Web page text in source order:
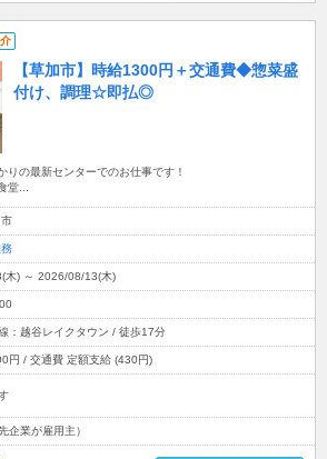
【草加市】時給1300円＋交通費◆惣菜盛
付け、調理☆即払◎
の最新センターでのお仕事です！
堂...
木) ～ 2026/08/13(木)
：越谷レイクタウン / 徒歩17分
円 / 交通費 定額支給 (430円)
企業が雇用主）